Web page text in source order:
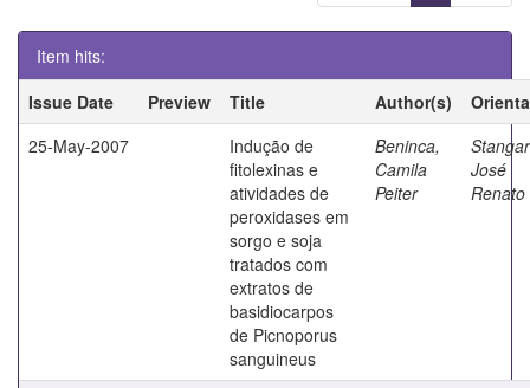
Item hits:
Issue Date
Preview Title Author(s)
25-May-2007
Indução de
fitolexinas e
atividades de
peroxidases em
sorgo e soja
tratados com
extratos de
basidiocarpos
de Picnoporus
sanguineus
Beninca,
Camila
Peiter
José
Renato